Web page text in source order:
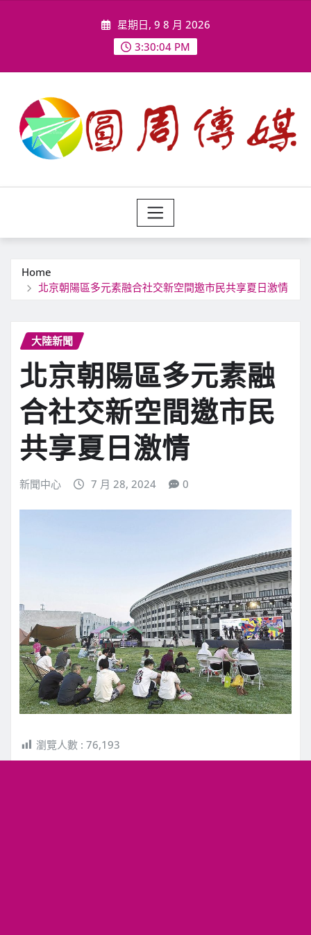
星期日, 9 8 月 2026
3:30:06 PM
Home
北京朝陽區多元素融合社交新空間邀市民共享夏日激情
大陸新聞
北京朝陽區多元素融
合社交新空間邀市民
共享夏日激情
新聞中心 7 月 28, 2024 0
瀏覽人數 : 76,193